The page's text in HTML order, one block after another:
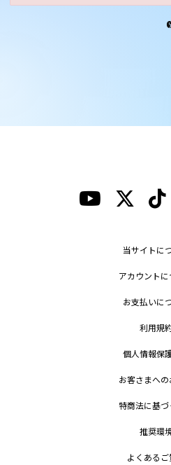
当サイトに
アカウントに
お支払いに
利用規
個人情報保
お客さまへ
特商法に基
推奨環
よくある